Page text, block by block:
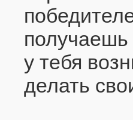
получаешь
у тебя
делать